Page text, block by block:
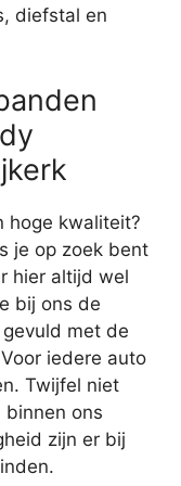
diefstal en
hoge kwaliteit?
je op zoek bent
hier altijd wel
bij ons de
met de
iedere auto
Twijfel niet
binnen ons
zijn er bij